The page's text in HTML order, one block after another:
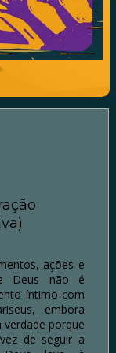
ações e
Deus não é
íntimo com
embora
porque
de seguir a